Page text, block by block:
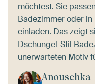
möchtest. Sie
Badezimmer oder in
einladen. Das zeigt
Dschungel-Stil
unerwarteten Motiv
Anouschka